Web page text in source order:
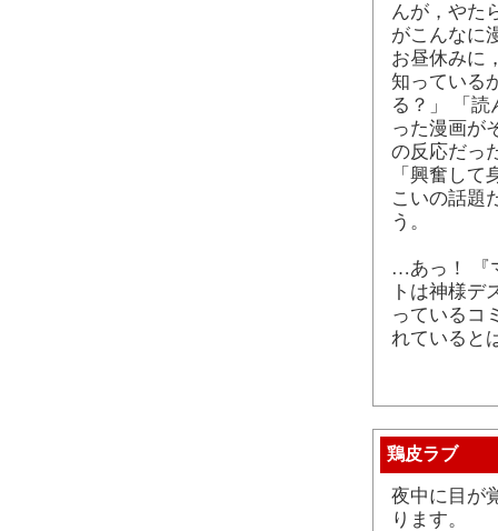
んが，やた
がこんなに
お昼休みに
知っている
る？」 「
った漫画が
の反応だっ
「興奮し
こいの話題
う。
…あっ！ 『
トは神様デ
っているコ
れていると
鶏皮ラブ
夜中に目が
ります。